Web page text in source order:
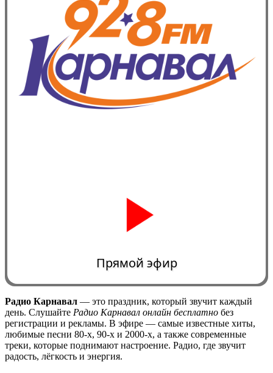
Прямой эфир
Радио Карнавал — это праздник, который звучит каждый
день. Слушайте Радио Карнавал онлайн бесплатно без
регистрации и рекламы. В эфире — самые известные хиты,
любимые песни 80-х, 90-х и 2000-х, а также современные
треки, которые поднимают настроение. Радио, где звучит
радость, лёгкость и энергия.